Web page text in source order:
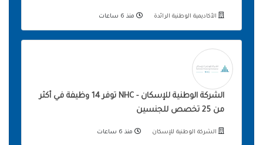
الأكاديمية الوطنية الرائدة منذ 6 ساعات
الشركة الوطنية للإسكان - NHC توفر 14 وظيفة في أكثر
من 25 تخصص للجنسين
الشركة الوطنية للإسكان منذ 6 ساعات